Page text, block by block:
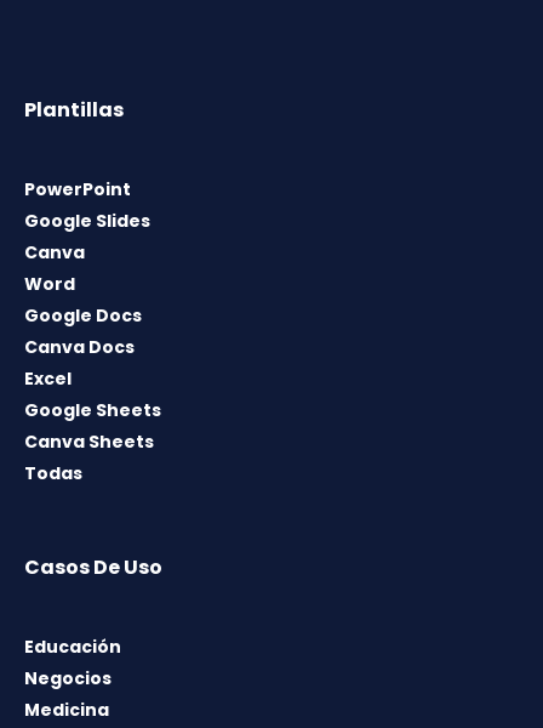
Plantillas
PowerPoint
Google Slides
Canva
Word
Google Docs
Canva Docs
Excel
Google Sheets
Canva Sheets
Todas
Casos De Uso
Educación
Negocios
Medicina